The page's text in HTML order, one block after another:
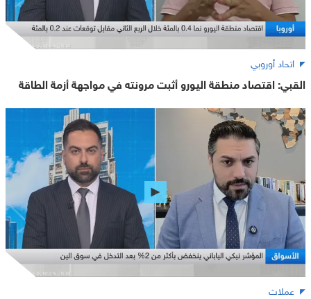
اتحاد أوروبي
القبي: اقتصاد منطقة اليورو أثبت مرونته في مواجهة أزمة الطاقة
عملات